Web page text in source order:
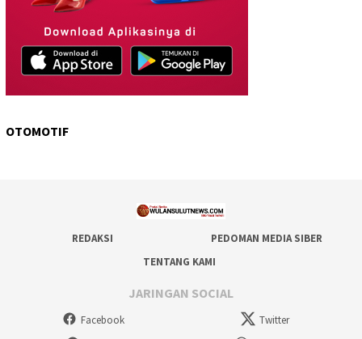
OTOMOTIF
REDAKSI
PEDOMAN MEDIA SIBER
TENTANG KAMI
JARINGAN SOCIAL
Facebook
Twitter